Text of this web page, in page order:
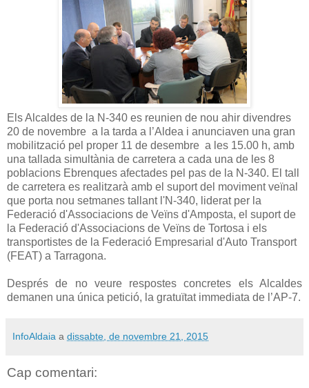
Els Alcaldes de la N-340 es reunien de nou ahir divendres
20 de novembre a la tarda a l’Aldea i anunciaven una gran
mobilització pel proper 11 de desembre a les 15.00 h, amb
una tallada simultània de carretera a cada una de les 8
poblacions Ebrenques afectades pel pas de la N-340. El tall
de carretera es realitzarà amb el suport del moviment veïnal
que porta nou setmanes tallant l'N-340, liderat per la
Federació d'Associacions de Veïns d'Amposta, el suport de
la Federació d'Associacions de Veïns de Tortosa i els
transportistes de la Federació Empresarial d'Auto Transport
(FEAT) a Tarragona.
Després de no veure respostes concretes els Alcaldes
demanen una única petició, la gratuïtat immediata de l’AP-7.
InfoAldaia a dissabte, de novembre 21, 2015
Cap comentari: